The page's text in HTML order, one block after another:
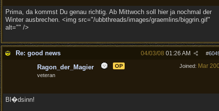
Prima, da kommst Du genau richtig. Ab Mittwoch soll hier ja nochmal der
Winter ausbrechen. <img src="/ubbthreads/images/graemlins/biggrin.gif"
alt="" />
Re: good news #
04/03/08 01:26 AM
Joined: Mar
Ragon_der_Magier
OP
veteran
Bl�dsinn!